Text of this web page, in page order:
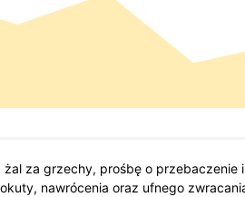
za grzechy, prośbę o
nawrócenia oraz ufnego